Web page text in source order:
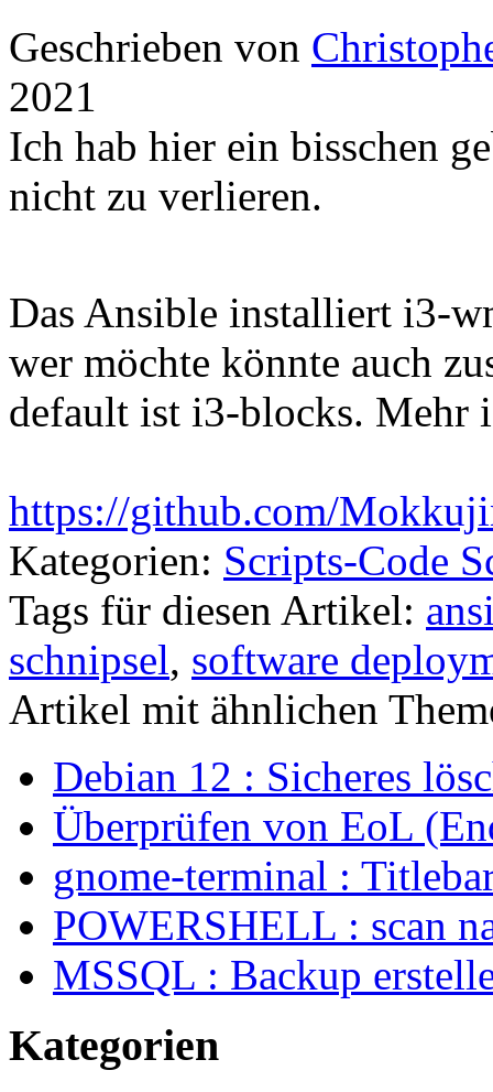
Geschrieben von
2021
Ich hab hier ein bisschen
nicht zu verlieren.
Das Ansible installiert i3-
wer möchte könnte auch
default ist i3-blocks. Mehr
https://github.com/
Kategorien: Scripts-Code
Tags für diesen Artikel:
schnipsel, software
Artikel mit ähnlichen
Debian 12 : Sicheres
Überprüfen von EoL
gnome-terminal :
POWERSHELL : scan
MSSQL : Backup
Kategorien